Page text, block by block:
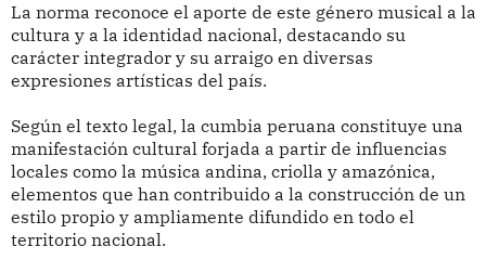
La norma reconoce el aporte de este género musical a la
cultura y a la identidad nacional, destacando su
carácter integrador y su arraigo en diversas
expresiones artísticas del país.
Según el texto legal, la cumbia peruana constituye una
manifestación cultural forjada a partir de influencias
locales como la música andina, criolla y amazónica,
elementos que han contribuido a la construcción de un
estilo propio y ampliamente difundido en todo el
territorio nacional.